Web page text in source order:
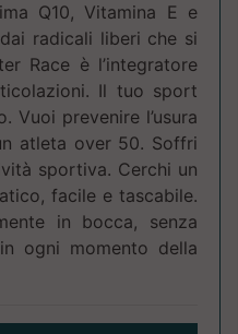
Q10, Vitamina E e
radicali liberi che si
Race è l’integratore
Il tuo sport
prevenire l’usura
atleta over 50. Soffri
sportiva. Cerchi un
facile e tascabile.
in bocca, senza
ogni momento della